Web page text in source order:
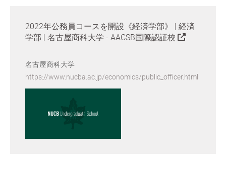
2022年公務員コースを開設《経済学部》 | 経済
学部 | 名古屋商科大学 - AACSB国際認証校
名古屋商科大学
https://www.nucba.ac.jp/economics/public_officer.html